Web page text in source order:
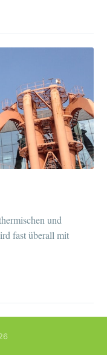
und
fast überall mit